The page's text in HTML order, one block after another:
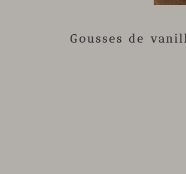
Gousses de